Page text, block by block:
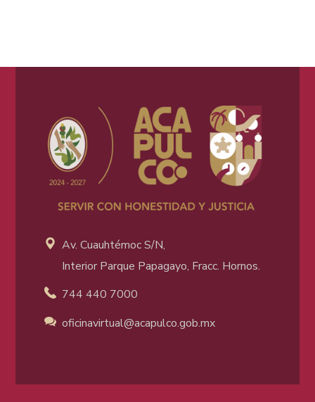
Av. Cuauhtémoc S/N,
Interior Parque Papagayo, Fracc. Hornos.
744 440 7000
oficinavirtual@acapulco.gob.mx